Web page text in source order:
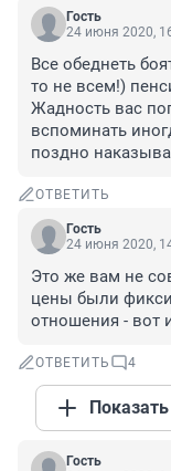
Гость
24 июня 2020,
Все обеднеть
то не всем!)
Жадность вас
вспоминать
поздно
ОТВЕТИТЬ
Гость
24 июня 2020,
Это же вам не
цены были
отношения - вот
ОТВЕТИТЬ 4
Гость